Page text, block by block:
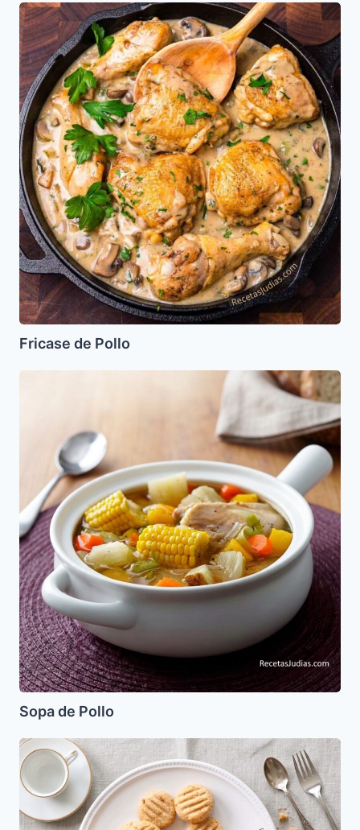
Fricase
de
Pollo
Fricase de Pollo
Sopa de Pollo
Polvorones
de
almendra
sin
azucar